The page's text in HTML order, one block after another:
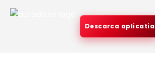
Descarca aplicatia